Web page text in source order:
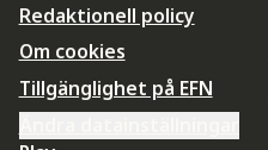
Redaktionell policy
Om cookies
Tillgänglighet på EFN